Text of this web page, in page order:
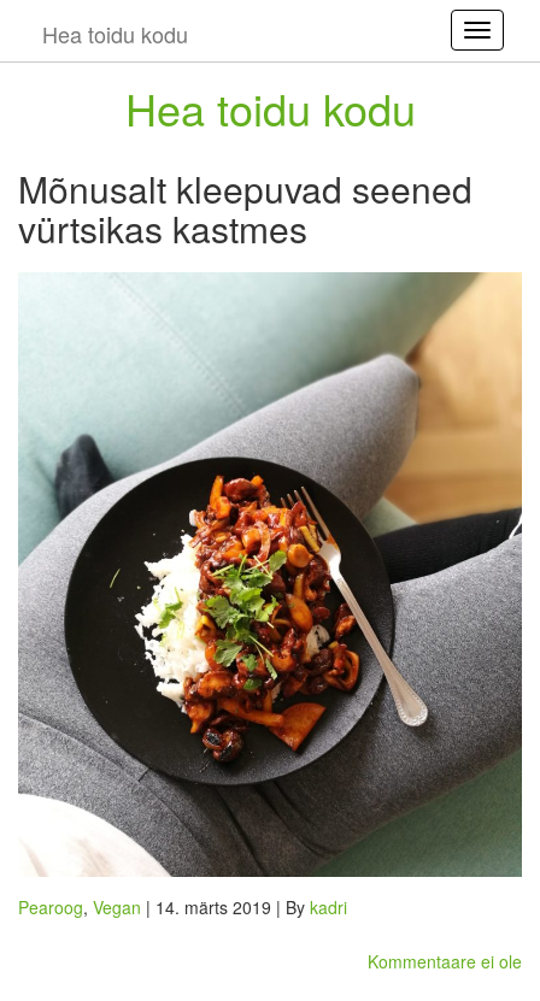
Hea toidu kodu
Hea toidu kodu
Mõnusalt kleepuvad seened
vürtsikas kastmes
Pearoog, Vegan | 14. märts 2019 | By kadri
Kommentaare ei ole